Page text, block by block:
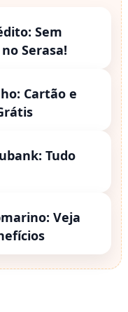
Sem
Serasa!
Cartão e
Tudo
Veja